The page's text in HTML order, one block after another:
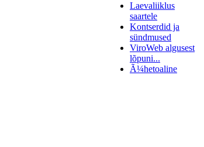
Laevaliiklus
saartele
Kontserdid ja
sündmused
ViroWeb algusest
lõpuni...
Ã¼hetoaline